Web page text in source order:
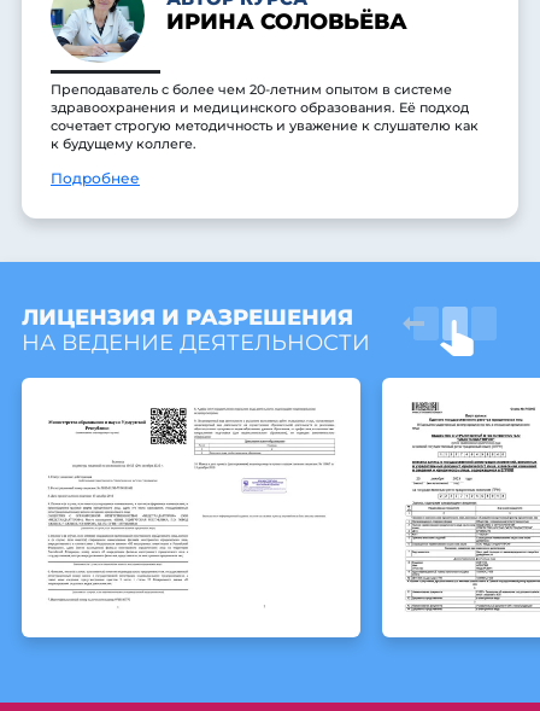
ИРИНА СОЛОВЬЁВА
Преподаватель с более чем 20-летним опытом в системе
здравоохранения и медицинского образования. Её подход
сочетает строгую методичность и уважение к слушателю как
к будущему коллеге.
Подробнее
ЛИЦЕНЗИЯ И РАЗРЕШЕНИЯ
НА ВЕДЕНИЕ ДЕЯТЕЛЬНОСТИ